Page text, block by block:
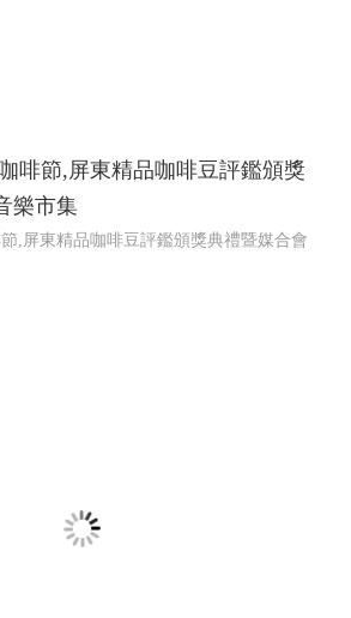
啡節,屏東精品咖啡豆評鑑頒獎
樂市集
,屏東精品咖啡豆評鑑頒獎典禮暨媒合會